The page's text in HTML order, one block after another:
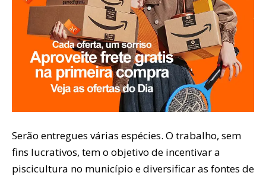
Serão entregues várias espécies. O trabalho, sem
fins lucrativos, tem o objetivo de incentivar a
piscicultura no município e diversificar as fontes de